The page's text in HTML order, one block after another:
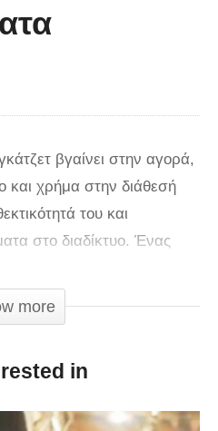
βγαίνει στην αγορά,
και χρήμα στην διάθεσή
του και
στο διαδίκτυο. Ένας
κινεζικά βασανιστήρια.
γδάρει, να το λυγίσει
είναι ότι, παρόλο που η
more
in